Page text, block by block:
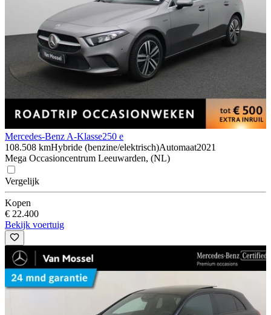
Mercedes-Benz A-Klasse250 e
108.508 kmHybride (benzine/elektrisch)Automaat2021
Mega Occasioncentrum Leeuwarden, (NL)
Vergelijk
Kopen
€ 22.400
Bekijk voertuig